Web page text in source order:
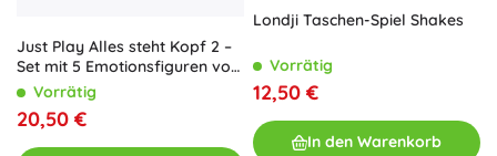
Just Play Alles steht Kopf 2 –
Set mit 5 Emotionsfiguren von
Disney Pixar
Vorrätig
20,50 €
Londji Taschen-Spiel Shakes
Vorrätig
12,50 €
In den Warenkorb